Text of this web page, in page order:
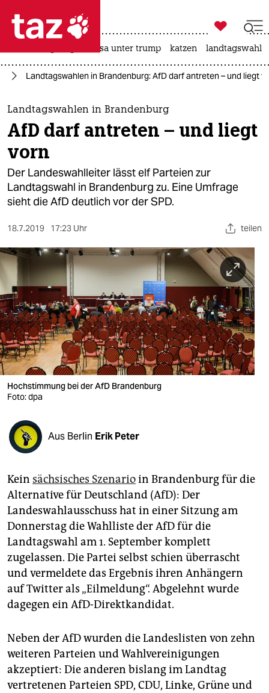
 taz zahl ich
taz zahl ich
themen
politik
öko
gesellschaft
sport
berlin
nord
wahrheit
verlag
verlag
veranstaltungen
shop
fragen & hilfe
unterstützen
abo
genossenschaft
epaper login

taz zahl ich
usa unter trump katzen landtagswahl
Landtagswahlen in Brandenburg: AfD darf antreten – und liegt
Landtagswahlen in Brandenburg
AfD darf antreten – und liegt
vorn
Der Landeswahlleiter lässt elf Parteien zur
Landtagswahl in Brandenburg zu. Eine Umfrage
sieht die AfD deutlich vor der SPD.
18.7.2019 17:23 Uhr teilen
Hochstimmung bei der AfD Brandenburg
Foto: dpa
Aus Berlin Erik Peter
Kein sächsisches Szenarioin Brandenburg für die
Alternative für Deutschland (AfD): Der
Landeswahlausschuss hat in einer Sitzung am
Donnerstag die Wahlliste der AfD für die
Landtagswahl am 1. September komplett
zugelassen. Die Partei selbst schien überrascht
und vermeldete das Ergebnis ihren Anhängern
auf Twitter als „Eilmeldung“. Abgelehnt wurde
dagegen ein AfD-Direktkandidat.
Neben der AfD wurden die Landeslisten von zehn
weiteren Parteien und Wahlvereinigungen
akzeptiert: Die anderen bislang im Landtag
vertretenen Parteien SPD, CDU, Linke, Grüne und